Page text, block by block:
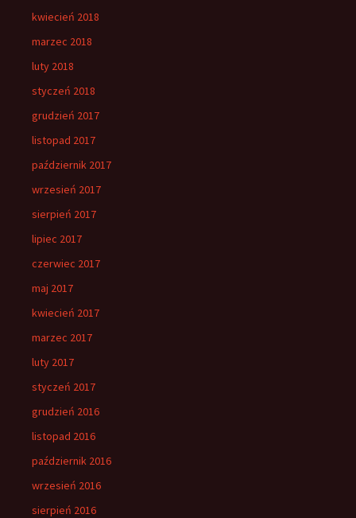
kwiecień 2018
marzec 2018
luty 2018
styczeń 2018
grudzień 2017
listopad 2017
październik 2017
wrzesień 2017
sierpień 2017
lipiec 2017
czerwiec 2017
maj 2017
kwiecień 2017
marzec 2017
luty 2017
styczeń 2017
grudzień 2016
listopad 2016
październik 2016
wrzesień 2016
sierpień 2016